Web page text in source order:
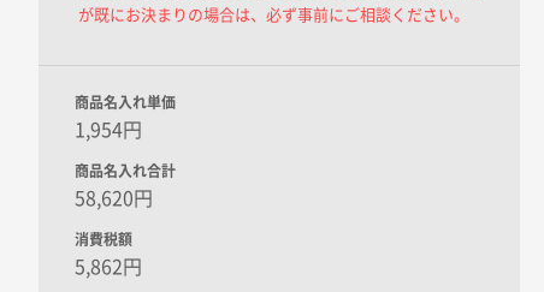
が既にお決まりの場合は、必ず事前にご相談ください。
商品名入れ単価
1,954円
商品名入れ合計
58,620円
消費税額
5,862円